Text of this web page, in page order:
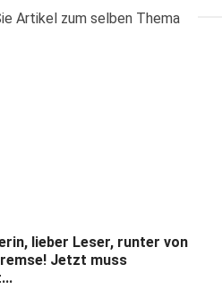
Artikel zum selben Thema
lieber Leser, runter von
Jetzt muss